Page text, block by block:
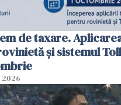
de taxare.
şi sistemul
2026